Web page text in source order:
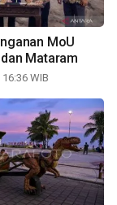
MoU
Mataram
WIB